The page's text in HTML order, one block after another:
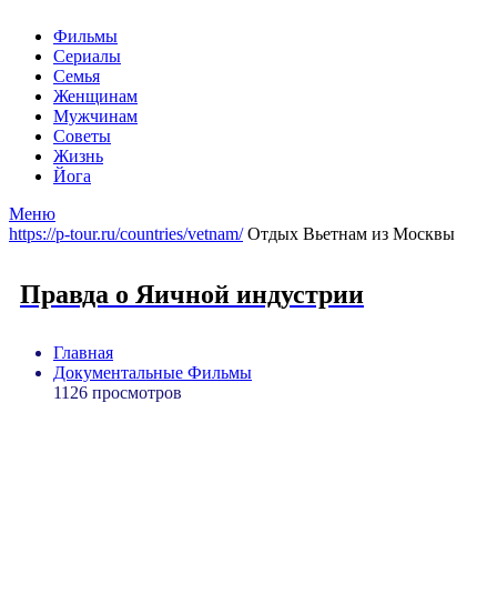
Фильмы
Сериалы
Семья
Женщинам
Мужчинам
Советы
Жизнь
Йога
Меню
https://p-tour.ru/countries/vetnam/Отдых Вьетнам из Москвы
Правда о Яичной индустрии
Главная
Документальные Фильмы
1126 просмотров